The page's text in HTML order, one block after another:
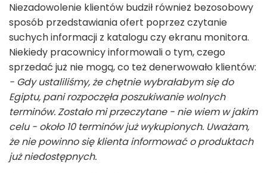
Niezadowolenie klientów budził również bezosobowy
sposób przedstawiania ofert poprzez czytanie
suchych informacji z katalogu czy ekranu monitora.
Niekiedy pracownicy informowali o tym, czego
sprzedać już nie mogą, co też denerwowało klientów:
- Gdy ustaliliśmy, że chętnie wybrałabym się do
Egiptu, pani rozpoczęła poszukiwanie wolnych
terminów. Zostało mi przeczytane - nie wiem w jakim
celu - około 10 terminów już wykupionych. Uważam,
że nie powinno się klienta informować o produktach
już niedostępnych.